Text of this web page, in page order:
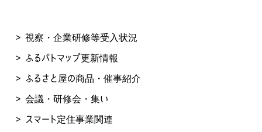
視察・企業研修等受入状況
ふるパトマップ更新情報
ふるさと屋の商品・催事紹介
会議・研修会・集い
スマート定住事業関連